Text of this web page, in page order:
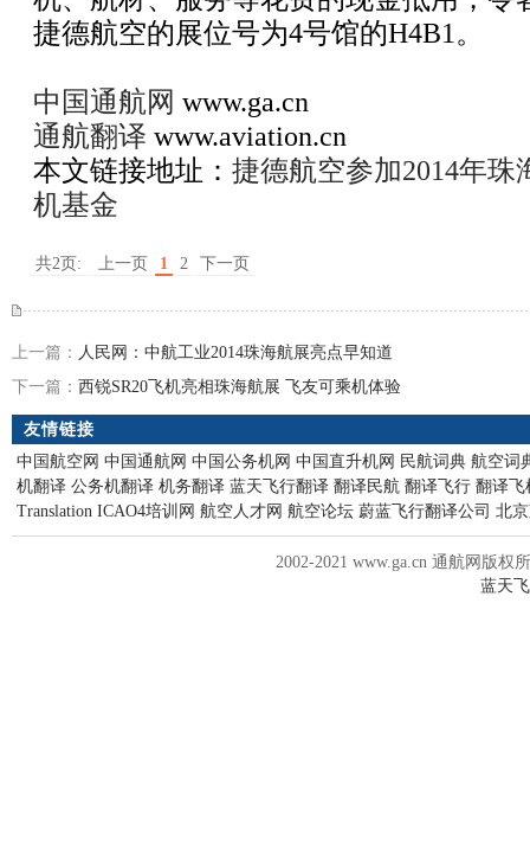
捷德航空的展位号为4号馆的H4B1。
中国通航网 www.ga.cn
通航翻译 www.aviation.cn
本文链接地址： 捷德航空参加2014年珠
机基金
共2页: 上一页 1 2 下一页
上一篇： 人民网：中航工业2014珠海航展亮点早知道
下一篇： 西锐SR20飞机亮相珠海航展 飞友可乘机体验
友情链接
中国航空网 中国通航网 中国公务机网 中国直升机网 民航词典 航空词
机翻译 公务机翻译 机务翻译 蓝天飞行翻译 翻译民航 翻译飞行 翻译飞
Translation ICAO4培训网 航空人才网 航空论坛 蔚蓝飞行翻译公司 北
2002-2021 www.ga.cn 通航网版权
蓝天